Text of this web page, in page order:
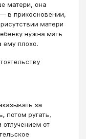
матери, она
в прикосновении,
матери
нужна мать
ему плохо.
за
потом ругать,
от